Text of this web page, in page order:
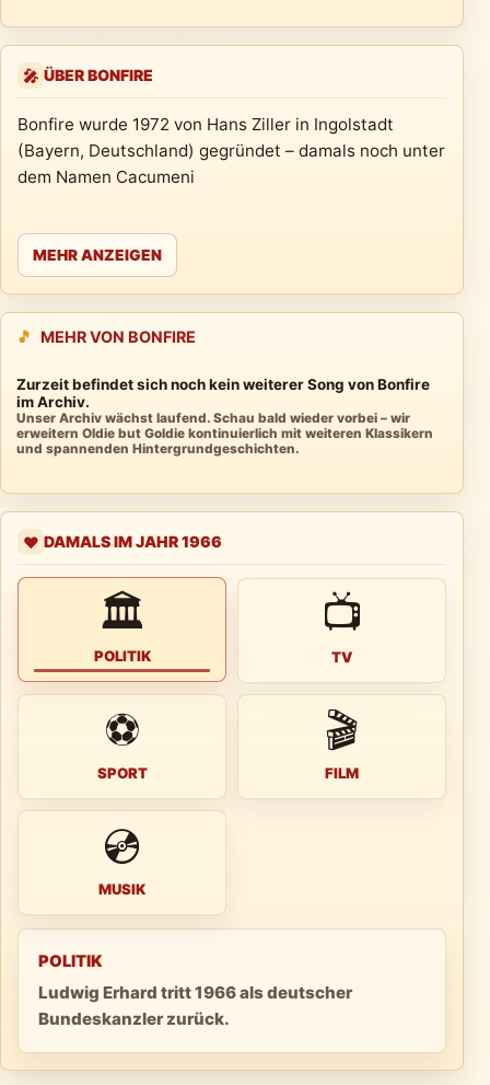
🎤 ÜBER BONFIRE
Bonfire wurde 1972 von Hans Ziller in Ingolstadt
(Bayern, Deutschland) gegründet – damals noch unter
dem Namen Cacumeni
MEHR ANZEIGEN
🎵 MEHR VON BONFIRE
Zurzeit befindet sich noch kein weiterer Song von Bonfire
im Archiv.
Unser Archiv wächst laufend. Schau bald wieder vorbei – wir
erweitern Oldie but Goldie kontinuierlich mit weiteren Klassikern
und spannenden Hintergrundgeschichten.
❤️ DAMALS IM JAHR 1966
🏛
POLITIK
📺
TV
⚽
SPORT
🎬
FILM
💿
MUSIK
POLITIK
Ludwig Erhard tritt 1966 als deutscher
Bundeskanzler zurück.